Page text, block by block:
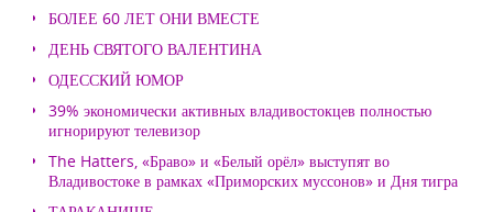
БОЛЕЕ 60 ЛЕТ ОНИ ВМЕСТЕ
ДЕНЬ СВЯТОГО ВАЛЕНТИНА
ОДЕССКИЙ ЮМОР
39% экономически активных владивостокцев полностью
игнорируют телевизор
The Hatters, «Браво» и «Белый орёл» выступят во
Владивостоке в рамках «Приморских муссонов» и Дня тигра